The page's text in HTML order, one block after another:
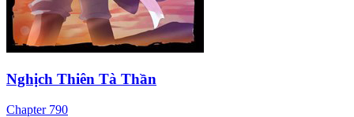
Nghịch Thiên Tà Thần
Chapter 790